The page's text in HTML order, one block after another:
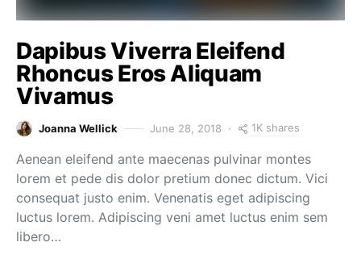
Dapibus Viverra Eleifend
Rhoncus Eros Aliquam
Vivamus
Joanna Wellick June 28, 2018 1K shares
Aenean eleifend ante maecenas pulvinar montes
lorem et pede dis dolor pretium donec dictum. Vici
consequat justo enim. Venenatis eget adipiscing
luctus lorem. Adipiscing veni amet luctus enim sem
libero…